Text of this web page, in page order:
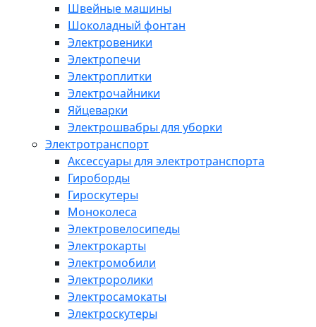
Швейные машины
Шоколадный фонтан
Электровеники
Электропечи
Электроплитки
Электрочайники
Яйцеварки
Электрошвабры для уборки
Электротранспорт
Аксессуары для электротранспорта
Гироборды
Гироскутеры
Моноколеса
Электровелосипеды
Электрокарты
Электромобили
Электроролики
Электросамокаты
Электроскутеры